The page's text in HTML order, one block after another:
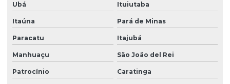
Motoredutor para agitação de líquidos
Motoredutor para agitação de tanques
Motoredutor de baixa rotação
Motoredutor de baixa rotação para líquidos
Motoredutor para churrasqueira
Ubá Ituiutaba
Itaúna Pará de Minas
Paracatu Itajubá
Manhuaçu São João del Rei
Patrocínio Caratinga